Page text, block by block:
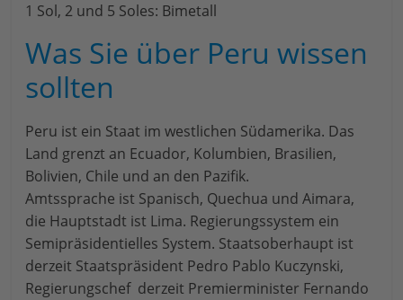
1 Sol, 2 und 5 Soles: Bimetall
Was Sie über Peru wissen
sollten
Peru ist ein Staat im westlichen Südamerika. Das
Land grenzt an Ecuador, Kolumbien, Brasilien,
Bolivien, Chile und an den Pazifik.
Amtssprache ist Spanisch, Quechua und Aimara,
die Hauptstadt ist Lima. Regierungssystem ein
Semipräsidentielles System. Staatsoberhaupt ist
derzeit Staatspräsident Pedro Pablo Kuczynski,
Regierungschef derzeit Premierminister Fernando